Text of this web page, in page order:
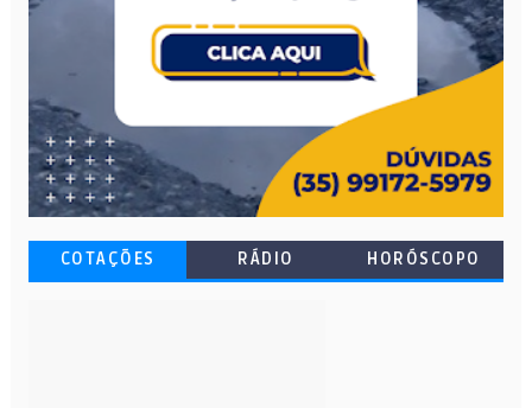
COTAÇÕES RÁDIO HORÓSCOPO